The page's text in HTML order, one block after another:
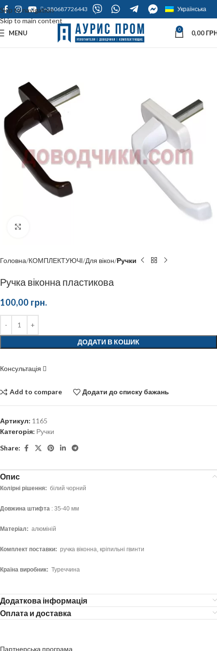
Skip to navigation
Skip to main content
+380687726443 Українська
MENU 0 0,00
Головна КОМПЛЕКТУЮЧІ Для вікон Ручки
Ручка віконна пластикова
100,00 грн.
ДОДАТИ В КОШИК
Консультація
Add to compare Додати до списку бажань
Артикул: 1165
Категорія: Ручки
Share:
Опис
Колірні рішення: білий чорний
Довжина штифта : 35-40 мм
Матеріал: алюміній
Комплект поставки: ручка віконна, кріпильні гвинти
Країна виробник: Туреччина
Додаткова інформація
Оплата и доставка
Партнерська програма